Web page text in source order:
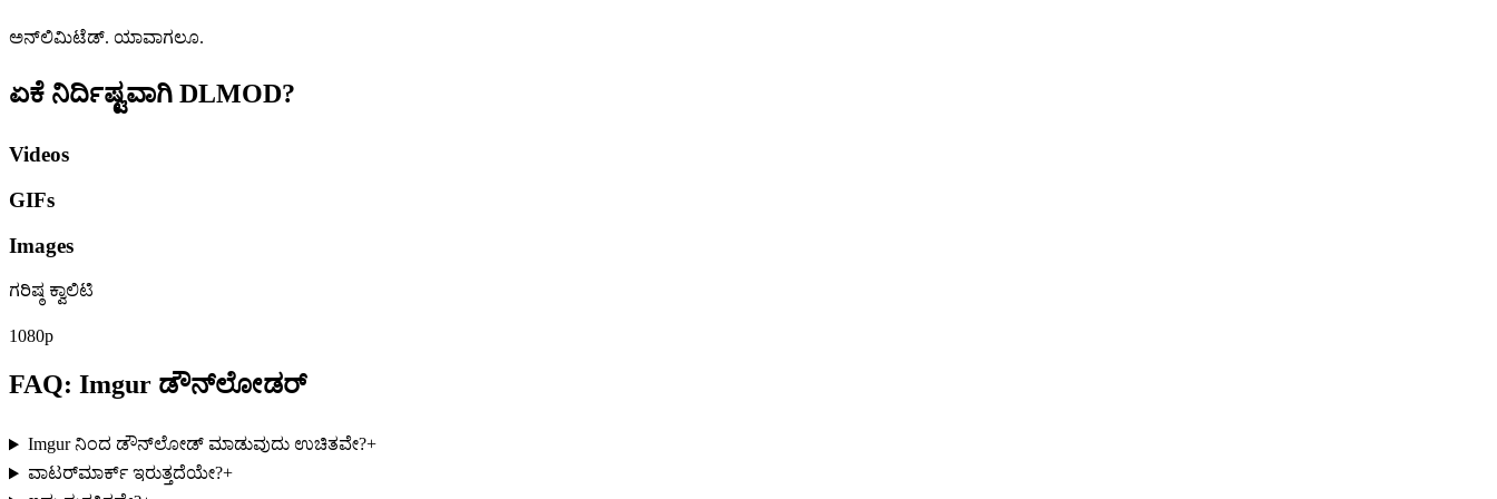
ಅನ್‌ಲಿಮಿಟೆಡ್. ಯಾವಾಗಲೂ.
ಏಕೆ ನಿರ್ದಿಷ್ಟವಾಗಿ DLMOD?
Videos
GIFs
Images
ಗರಿಷ್ಠ ಕ್ವಾಲಿಟಿ
1080p
FAQ: Imgur ಡೌನ್‌ಲೋಡರ್
Imgur ನಿಂದ ಡೌನ್‌ಲೋಡ್ ಮಾಡುವುದು ಉಚಿತವೇ?+
ವಾಟರ್‌ಮಾರ್ಕ್ ಇರುತ್ತದೆಯೇ?+